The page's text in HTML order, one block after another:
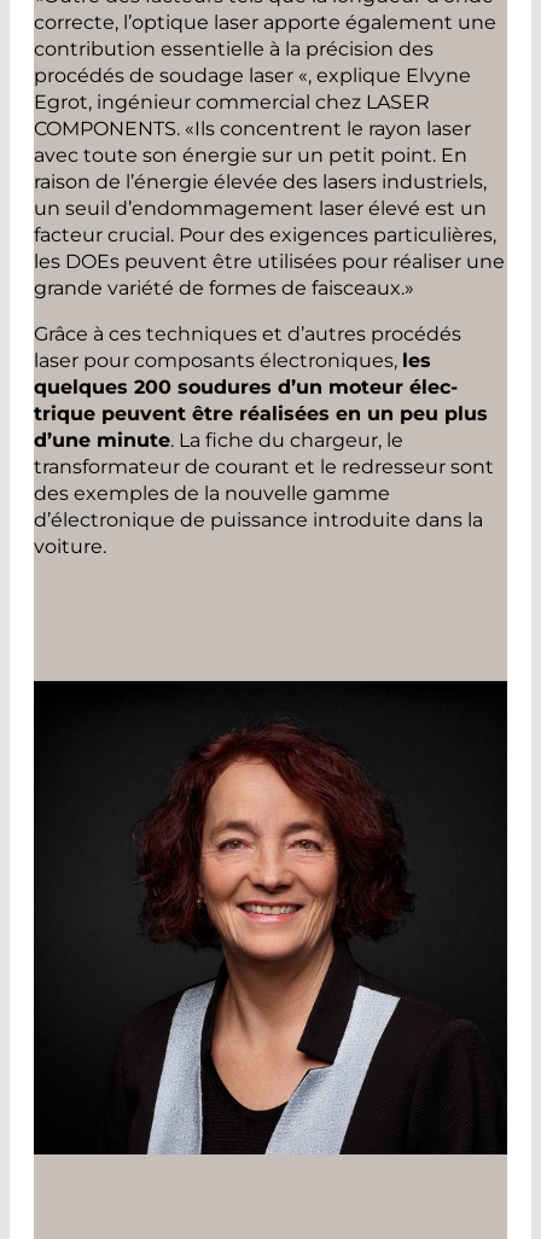
correcte, l’optique laser apporte également une
contribution essentielle à la précision des
procédés de soudage laser «, explique Elvyne
Egrot, ingénieur commercial chez LASER
COMPONENTS. «Ils concentrent le rayon laser
avec toute son énergie sur un petit point. En
raison de l’énergie élevée des lasers industriels,
un seuil d’endommagement laser élevé est un
facteur crucial. Pour des exigences particulières,
les DOEs peuvent être utilisées pour réaliser une
grande variété de formes de faisceaux.»
Grâce à ces techniques et d’autres procédés
laser pour composants électroniques, les
quelques 200 soudures d’un moteur élec-
trique peuvent être réalisées en un peu plus
d’une minute. La fiche du chargeur, le
transformateur de courant et le redresseur sont
des exemples de la nouvelle gamme
d’électronique de puissance introduite dans la
voiture.